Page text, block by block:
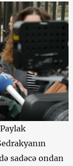
sadəcə ondan